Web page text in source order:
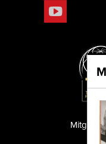
Mitglied